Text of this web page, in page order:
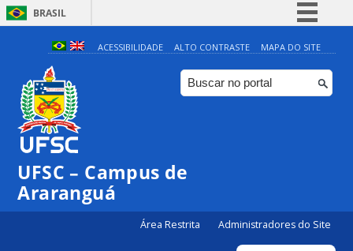
BRASIL
Simplifique!
Comunica BR
Participe
ACESSIBILIDADE ALTO CONTRASTE MAPA DO SITE
UFSC – Campus de
Araranguá
Área Restrita Administradores do Site